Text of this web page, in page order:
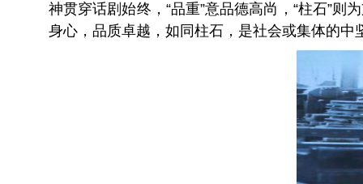
神贯穿话剧始终，“品重”意品德高尚，“柱石”
身心，品质卓越，如同柱石，是社会或集体的